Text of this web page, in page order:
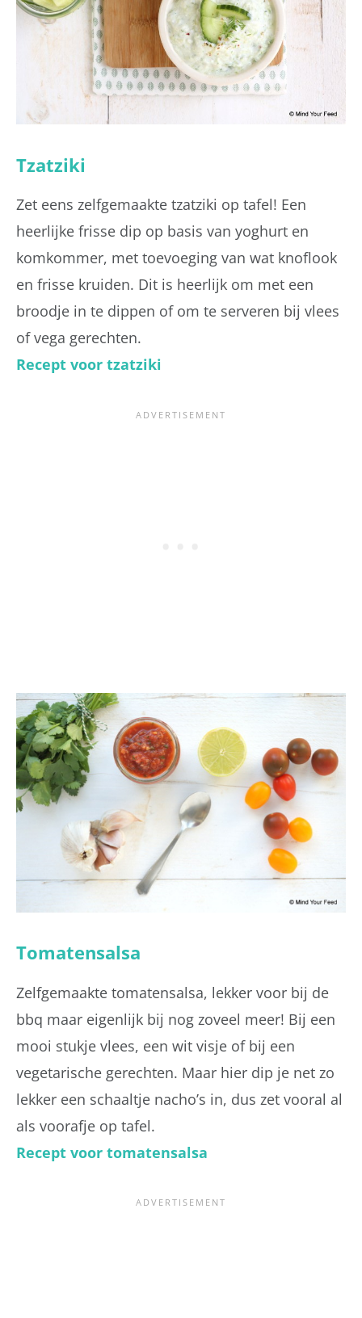
Tzatziki
Zet eens zelfgemaakte tzatziki op tafel! Een
heerlijke frisse dip op basis van yoghurt en
komkommer, met toevoeging van wat knoflook
en frisse kruiden. Dit is heerlijk om met een
broodje in te dippen of om te serveren bij vlees
of vega gerechten.
Recept voor tzatziki
Tomatensalsa
Zelfgemaakte tomatensalsa, lekker voor bij de
bbq maar eigenlijk bij nog zoveel meer! Bij een
mooi stukje vlees, een wit visje of bij een
vegetarische gerechten. Maar hier dip je net zo
lekker een schaaltje nacho’s in, dus zet vooral al
als voorafje op tafel.
Recept voor tomatensalsa